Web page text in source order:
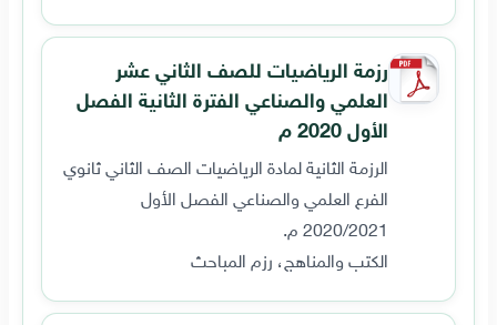
رزمة الرياضيات للصف الثاني عشر
العلمي والصناعي الفترة الثانية الفصل
الأول 2020 م
الرزمة الثانية لمادة الرياضيات الصف الثاني ثانوي
الفرع العلمي والصناعي الفصل الأول
2020/2021 م.
الكتب والمناهج، رزم المباحث